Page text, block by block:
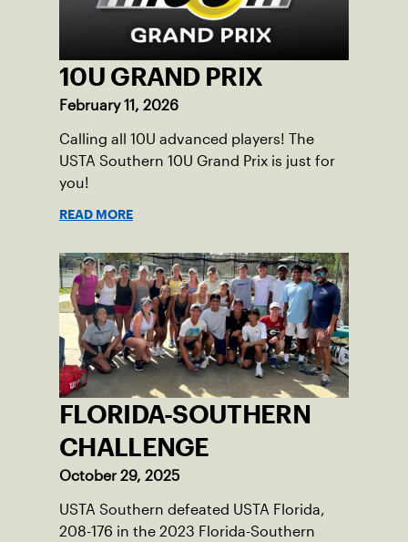
10U GRAND PRIX
February 11, 2026
Calling all 10U advanced players! The
USTA Southern 10U Grand Prix is just for
you!
READ MORE
FLORIDA-SOUTHERN
CHALLENGE
October 29, 2025
USTA Southern defeated USTA Florida,
208-176 in the 2023 Florida-Southern